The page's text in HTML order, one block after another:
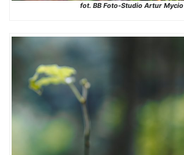
fot. BB Foto-Studio Artur Mycio